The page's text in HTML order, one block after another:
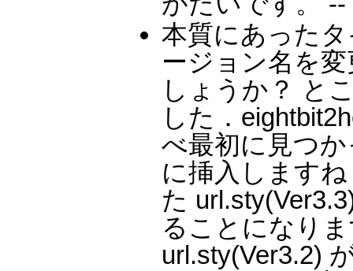
本質にあった
ージョン名を
しょうか？ と
した．
べ最初に見つ
に挿入します
た
ることになり
url.sty(Ver3.2)